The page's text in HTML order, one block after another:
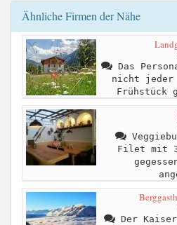
Ähnliche Firmen der Nähe
Das
nicht jeder
Frühstück
Filet mit 3
Der